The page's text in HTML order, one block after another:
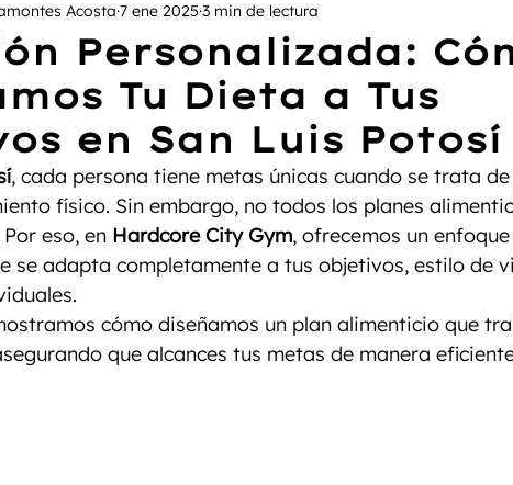
Empresas Saludables
Femenino Salud gimnasios San Luis
Mental Fuerza Cafeina Timing Nutrición
Entrenamiento Personalizado Entrenamiento
Personalizada:
Tu Dieta a Tus
en San Luis Potosí
Acosta 7 ene 2025 3 min de lectura
, cada persona tiene metas únicas cuando se trata
físico. Sin embargo, no todos los planes
eso, en Hardcore City Gym, ofrecemos un
se adapta completamente a tus objetivos, estilo de
cómo diseñamos un plan alimenticio que
que alcances tus metas de manera